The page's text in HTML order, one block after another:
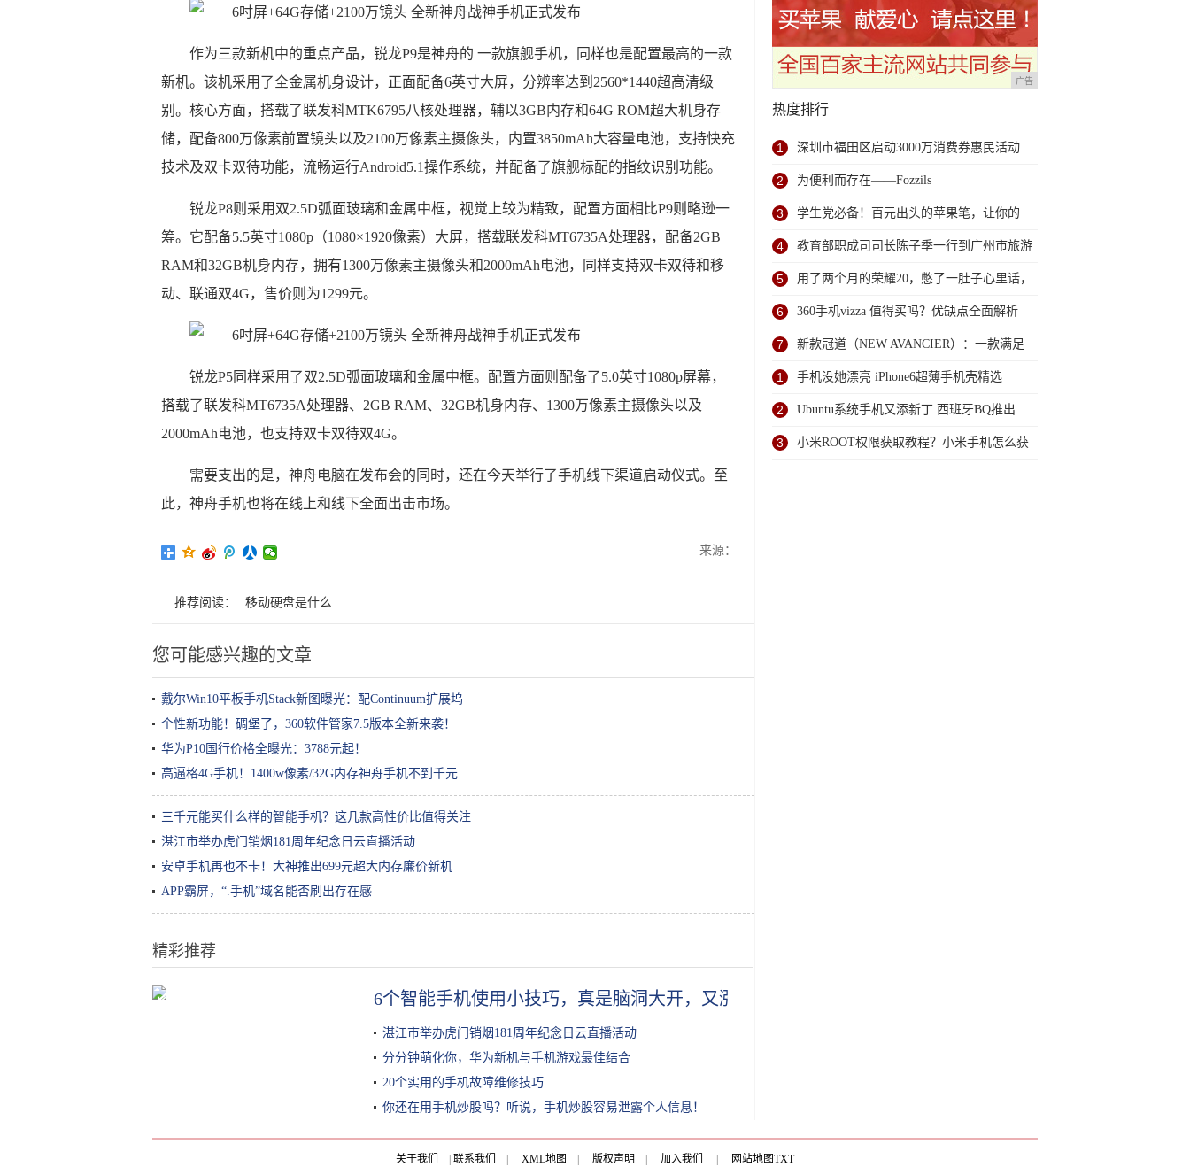
作为三款新机中的重点产品，锐龙P9是神舟的 一款旗舰手机，同样也是配置最高的一款
新机。该机采用了全金属机身设计，正面配备6英寸大屏，分辨率达到2560*1440超高清级
别。核心方面，搭载了联发科MTK6795八核处理器，辅以3GB内存和64G ROM超大机身存
储，配备800万像素前置镜头以及2100万像素主摄像头，内置3850mAh大容量电池，支持快充
技术及双卡双待功能，流畅运行Android5.1操作系统，并配备了旗舰标配的指纹识别功能。
锐龙P8则采用双2.5D弧面玻璃和金属中框，视觉上较为精致，配置方面相比P9则略逊一
筹。它配备5.5英寸1080p（1080×1920像素）大屏，搭载联发科MT6735A处理器，配备2GB
RAM和32GB机身内存，拥有1300万像素主摄像头和2000mAh电池，同样支持双卡双待和移
动、联通双4G，售价则为1299元。
锐龙P5同样采用了双2.5D弧面玻璃和金属中框。配置方面则配备了5.0英寸1080p屏幕，
搭载了联发科MT6735A处理器、2GB RAM、32GB机身内存、1300万像素主摄像头以及
2000mAh电池，也支持双卡双待双4G。
需要支出的是，神舟电脑在发布会的同时，还在今天举行了手机线下渠道启动仪式。至
此，神舟手机也将在线上和线下全面出击市场。
来源：
推荐阅读： 移动硬盘是什么
您可能感兴趣的文章
戴尔Win10平板手机Stack新图曝光：配Continuum扩展坞
个性新功能！碉堡了，360软件管家7.5版本全新来袭！
华为P10国行价格全曝光：3788元起！
高逼格4G手机！1400w像素/32G内存神舟手机不到千元
三千元能买什么样的智能手机？这几款高性价比值得关注
湛江市举办虎门销烟181周年纪念日云直播活动
安卓手机再也不卡！大神推出699元超大内存廉价新机
APP霸屏，“.手机”域名能否刷出存在感
精彩推荐
长得像红薯的“雪莲果”你吃过么 现
6个智能手机使用小技巧，真是脑洞大开，又涨姿势了！
湛江市举办虎门销烟181周年纪念日云直播活动
分分钟萌化你，华为新机与手机游戏最佳结合
20个实用的手机故障维修技巧
你还在用手机炒股吗？听说，手机炒股容易泄露个人信息！
广告
热度排行
1 深圳市福田区启动3000万消费券惠民活动
2 为便利而存在——Fozzils
3 学生党必备！百元出头的苹果笔，让你的
iPad成为学习神器
4 教育部职成司司长陈子季一行到广州市旅游
商务职业学校考察调研
5 用了两个月的荣耀20，憋了一肚子心里话，
今天终于一吐为快
6 360手机vizza 值得买吗？优缺点全面解析
7 新款冠道（NEW AVANCIER）：一款满足
任何苛刻要求的SUV
1 手机没她漂亮 iPhone6超薄手机壳精选
2 Ubuntu系统手机又添新丁 西班牙BQ推出
3 小米ROOT权限获取教程？小米手机怎么获
关于我们 联系我们 XML地图 版权声明 加入我们 网站地图TXT